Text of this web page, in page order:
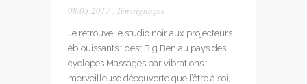
08.03.2017, Témoignages
Je retrouve le studio noir aux projecteurs
éblouissants : c’est Big Ben au pays des
cyclopes Massages par vibrations :
merveilleuse découverte que l’être à soi,